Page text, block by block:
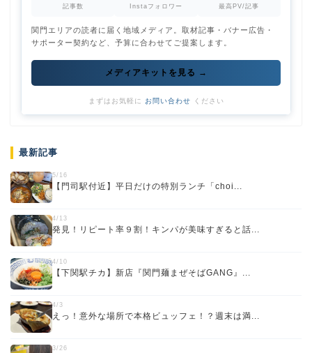
記事数 Instaフォロワー 最高PV/記事
関門エリアの読者に届く地域メディア。取材記事・バナー広告・
サポーター契約など、予算に合わせてご提案します。
メディアキットを見る →
まずはお気軽に お問い合わせ ください
最新記事
5/16
【門司駅付近】平日だけの特別ランチ「choi...
4/13
発見！リピート率９割！キンパが美味すぎると話...
4/10
【下関駅チカ】新店『関門麺まぜそばGANG』...
4/3
えっ！意外な場所で本格ビュッフェ！？週末は満...
3/26